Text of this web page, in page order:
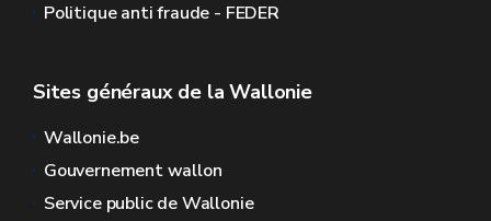
Politique anti fraude - FEDER
Sites généraux de la Wallonie
Wallonie.be
Gouvernement wallon
Service public de Wallonie